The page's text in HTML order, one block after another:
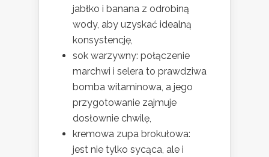
jabłko i banana z odrobiną
wody, aby uzyskać idealną
konsystencję,
sok warzywny: połączenie
marchwi i selera to prawdziwa
bomba witaminowa, a jego
przygotowanie zajmuje
dosłownie chwilę,
kremowa zupa brokułowa:
jest nie tylko sycąca, ale i